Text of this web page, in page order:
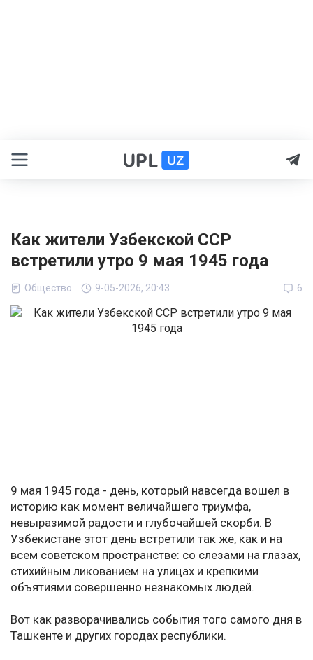
Как жители Узбекской ССР
встретили утро 9 мая 1945 года
Общество 9-05-2026, 20:43 6
9 мая 1945 года - день, который навсегда вошел в
историю как момент величайшего триумфа,
невыразимой радости и глубочайшей скорби. В
Узбекистане этот день встретили так же, как и на
всем советском пространстве: со слезами на глазах,
стихийным ликованием на улицах и крепкими
объятиями совершенно незнакомых людей.
Вот как разворачивались события того самого дня в
Ташкенте и других городах республики.